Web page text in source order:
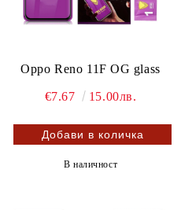
Oppo Reno 11F OG glass
€7.67 15.00лв.
В наличност